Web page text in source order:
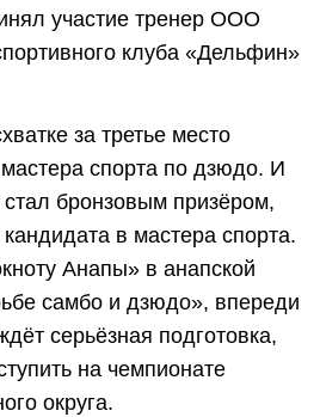
участие тренер ООО
клуба «Дельфин»
за третье место
спорта по дзюдо. И
бронзовым призёром,
в мастера спорта.
Анапы» в анапской
самбо и дзюдо», впереди
серьёзная подготовка,
на чемпионате
округа.